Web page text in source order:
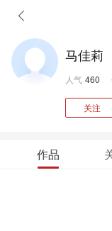
马佳莉
人气 460
关注
作品